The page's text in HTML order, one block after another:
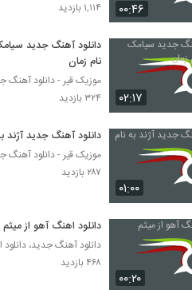
آهنگ هادی بختیاری بنام تو بودی
۳۲۸ بازدید
دانلود آهنگ سیاه روزگارم 2 از رضا ولی پور
۰۰:۴۶
۱,۱۱۴ بازدید
۰۲:۱۷
دانلود آهنگ جدید
نام زمان
موزیک قیر - دانلود آهنگ
۳۲۴ بازدید
۰۱:۰۰
دانلود آهنگ جدید آژند
موزیک قیر - دانلود آهنگ
۲۸۷ بازدید
۰۰:۲۰
دانلود اهنگ آهو از میثم
۴۶۸ بازدید